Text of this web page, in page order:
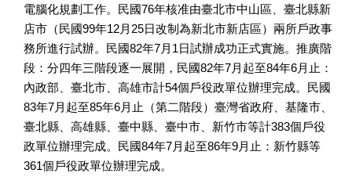
電腦化規劃工作。民國76年核准由臺北市中山區、臺北縣新
店市（民國99年12月25日改制為新北市新店區）兩所戶政事
務所進行試辦。民國82年7月1日試辦成功正式實施。推廣階
段：分四年三階段逐一展開，民國82年7月起至84年6月止：
內政部、臺北市、高雄市計54個戶役政單位辦理完成。民國
83年7月起至85年6月止（第二階段）臺灣省政府、基隆市、
臺北縣、高雄縣、臺中縣、臺中市、新竹市等計383個戶役
政單位辦理完成。民國84年7月起至86年9月止：新竹縣等
361個戶役政單位辦理完成。